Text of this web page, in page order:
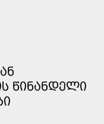
ᲬᲘᲜᲐᲜᲓᲔᲚᲘ